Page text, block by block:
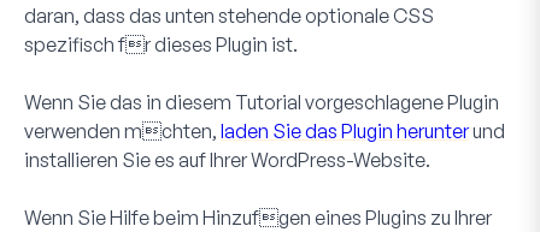
daran, dass das unten stehende optionale CSS
spezifisch fr dieses Plugin ist.
Wenn Sie das in diesem Tutorial vorgeschlagene Plugin
verwenden mchten, laden Sie das Plugin herunterund
installieren Sie es auf Ihrer WordPress-Website.
Wenn Sie Hilfe beim Hinzufgen eines Plugins zu Ihrer